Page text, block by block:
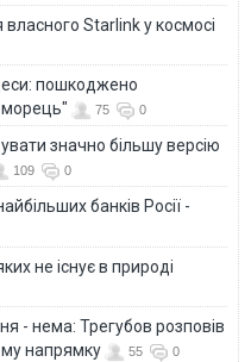
Starlink у космосі
пошкоджено
75 0
значно більшу версію
109 0
банків Росії -
не існує в природі
- нема: Трегубов розповів
напрямку
55 0